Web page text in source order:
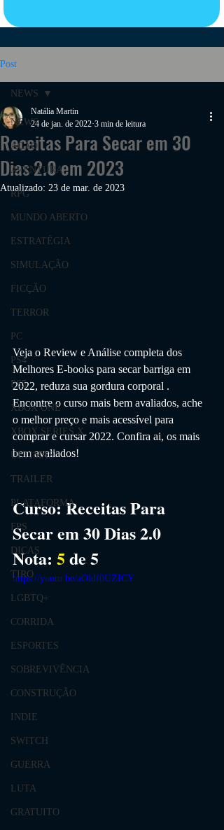
Post
NEWS
AÇÃO
AVENTURA
RPG
MUNDO ABERTO
ESTRATÉGIA
SIMULAÇÃO
FICÇÃO
TERROR
PC
PS4
PS5
XBOX ONE
XBOX SERIES X
ÚLTIMAS
TRAILER
PLATAFORMA
FPS
DICAS
TIRO
LGBTQ+
CORRIDA
ESPORTES
SOBREVIVÊNCIA
CONSTRUÇÃO
INDIE
SWITCH
GUERRA
LUTA
GRATUITO
NEWS
Receitas Para Secar em 30
Dias 2.0 em 2023
Natália Martin
24 de jan. de 2022 3 min de leitura
Atualizado: 23 de mar. de 2023
Veja o Review e Análise completa dos
Melhores E-books para secar barriga em
2022, reduza sua gordura corporal .
Encontre o curso mais bem avaliados, ache
o melhor preço e mais acessível para
comprar e cursar 2022. Confira ai, os mais
bem avaliados!
Curso: Receitas Para
Secar em 30 Dias 2.0
Nota: 5 de 5
https://youtu.be/aOldf0UZICY